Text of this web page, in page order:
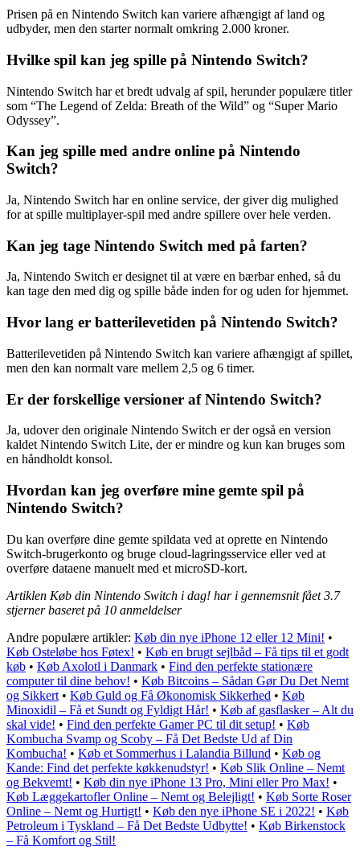
Prisen på en Nintendo Switch kan variere afhængigt af land og
udbyder, men den starter normalt omkring 2.000 kroner.
Hvilke spil kan jeg spille på Nintendo Switch?
Nintendo Switch har et bredt udvalg af spil, herunder populære titler
som “The Legend of Zelda: Breath of the Wild” og “Super Mario
Odyssey”.
Kan jeg spille med andre online på Nintendo
Switch?
Ja, Nintendo Switch har en online service, der giver dig mulighed
for at spille multiplayer-spil med andre spillere over hele verden.
Kan jeg tage Nintendo Switch med på farten?
Ja, Nintendo Switch er designet til at være en bærbar enhed, så du
kan tage den med dig og spille både inden for og uden for hjemmet.
Hvor lang er batterilevetiden på Nintendo Switch?
Batterilevetiden på Nintendo Switch kan variere afhængigt af spillet,
men den kan normalt vare mellem 2,5 og 6 timer.
Er der forskellige versioner af Nintendo Switch?
Ja, udover den originale Nintendo Switch er der også en version
kaldet Nintendo Switch Lite, der er mindre og kun kan bruges som
en håndholdt konsol.
Hvordan kan jeg overføre mine gemte spil på
Nintendo Switch?
Du kan overføre dine gemte spildata ved at oprette en Nintendo
Switch-brugerkonto og bruge cloud-lagringsservice eller ved at
overføre dataene manuelt med et microSD-kort.
Artiklen Køb din Nintendo Switch i dag! har i gennemsnit fået3.7
stjerner baseret på 10 anmeldelser
Andre populære artikler: Køb din nye iPhone 12 eller 12 Mini! •
Køb Osteløbe hos Føtex! • Køb en brugt sejlbåd – Få tips til et godt
køb • Køb Axolotl i Danmark • Find den perfekte stationære
computer til dine behov! • Køb Bitcoins – Sådan Gør Du Det Nemt
og Sikkert • Køb Guld og Få Økonomisk Sikkerhed • Køb
Minoxidil – Få et Sundt og Fyldigt Hår! • Køb af gasflasker – Alt du
skal vide! • Find den perfekte Gamer PC til dit setup! • Køb
Kombucha Svamp og Scoby – Få Det Bedste Ud af Din
Kombucha! • Køb et Sommerhus i Lalandia Billund • Køb og
Kande: Find det perfekte køkkenudstyr! • Køb Slik Online – Nemt
og Bekvemt! • Køb din nye iPhone 13 Pro, Mini eller Pro Max! •
Køb Læggekartofler Online – Nemt og Belejligt! • Køb Sorte Roser
Online – Nemt og Hurtigt! • Køb den nye iPhone SE i 2022! • Køb
Petroleum i Tyskland – Få Det Bedste Udbytte! • Køb Birkenstock
– Få Komfort og Stil!